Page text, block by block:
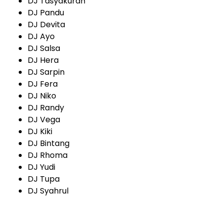
DJ Pandu
DJ Devita
DJ Ayo
DJ Salsa
DJ Hera
DJ Sarpin
DJ Fera
DJ Niko
DJ Randy
DJ Vega
DJ Kiki
DJ Bintang
DJ Rhoma
DJ Yudi
DJ Tupa
DJ Syahrul